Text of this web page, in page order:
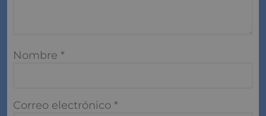
Nombre *
Correo electrónico *